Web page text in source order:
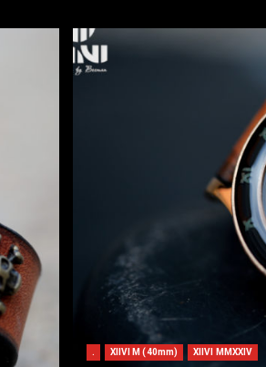
. XIIVI M (40mm) XIIVI MMXXIV